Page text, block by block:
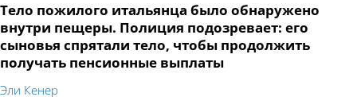
Тело пожилого итальянца было обнаружено
внутри пещеры. Полиция подозревает: его
сыновья спрятали тело, чтобы продолжить
получать пенсионные выплаты
Эли Кенер